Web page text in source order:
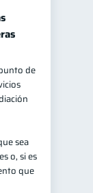
de
sea
o, si es
que